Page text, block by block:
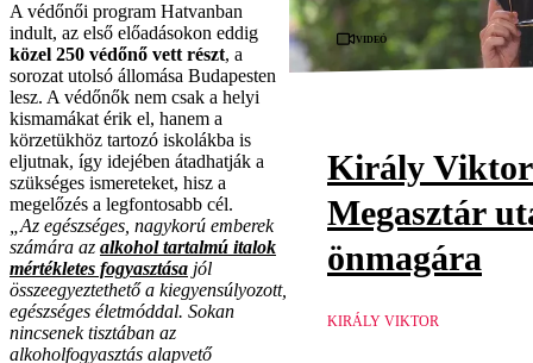
A védőnői program Hatvanban
indult, az első előadásokon eddig
közel 250 védőnő vett részt, a
sorozat utolsó állomása Budapesten
lesz. A védőnők nem csak a helyi
kismamákat érik el, hanem a
körzetükhöz tartozó iskolákba is
eljutnak, így idejében átadhatják a
szükséges ismereteket, hisz a
megelőzés a legfontosabb cél.
„Az egészséges, nagykorú emberek
számára az alkohol tartalmú italok
mértékletes fogyasztása jól
összeegyeztethető a kiegyensúlyozott,
egészséges életmóddal. Sokan
nincsenek tisztában az
alkoholfogyasztás alapvető
Videó
Király Viktor
Megasztár
önmagára
KIRÁLY VIKTOR